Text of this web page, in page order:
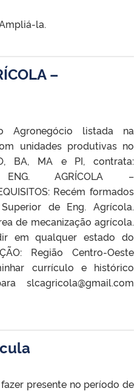
la.
–
Agronegócio listada na
unidades produtivas no
BA, MA e PI, contrata:
ENG. AGRÍCOLA –
Recém formados
de Eng. Agrícola.
de mecanização agrícola.
em qualquer estado do
Região Centro-Oeste
currículo e histórico
slcagricola@gmail.com
presente no período de